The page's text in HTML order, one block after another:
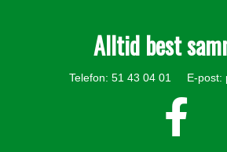
Alltid best
Telefon: 51 43 04 01 E-post: